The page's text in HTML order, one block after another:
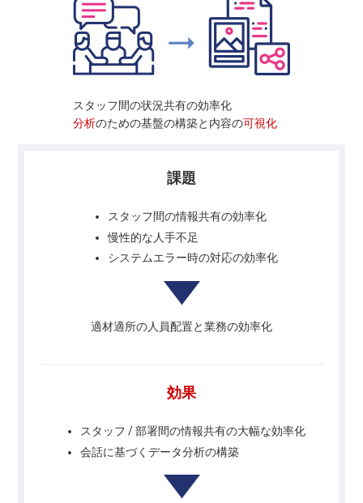
スタッフ間の状況共有の効率化
分析のための基盤の構築と内容の可視化
課題
スタッフ間の情報共有の効率化
慢性的な人手不足
システムエラー時の対応の効率化
適材適所の人員配置と業務の効率化
効果
スタッフ / 部署間の情報共有の大幅な効率化
会話に基づくデータ分析の構築